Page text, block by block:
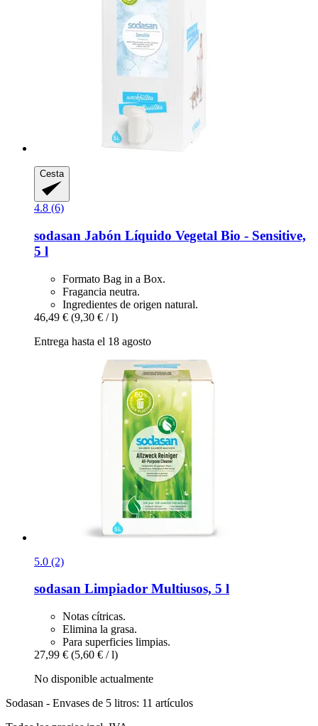
Cesta
4.8 (6)
sodasan Jabón Líquido Vegetal Bio -​ Sensitive,
5 l
Formato Bag in a Box.
Fragancia neutra.
Ingredientes de origen natural.
46,49 € (9,30 € / l)
Entrega hasta el 18 agosto
5.0 (2)
sodasan Limpiador Multiusos, 5 l
Notas cítricas.
Elimina la grasa.
Para superficies limpias.
27,99 € (5,60 € / l)
No disponible actualmente
Sodasan - Envases de 5 litros: 11 artículos